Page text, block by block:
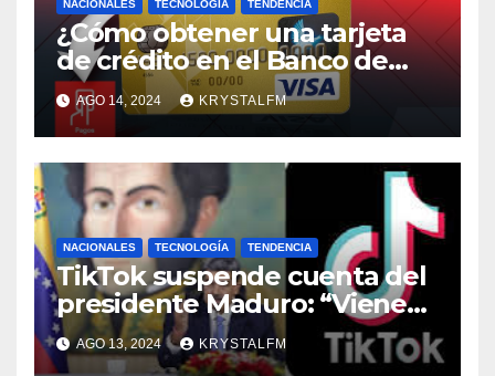
NACIONALES TECNOLOGÍA TENDENCIA
¿Cómo obtener una tarjeta
de crédito en el Banco de
Venezuela?
AGO 14, 2024 KRYSTALFM
NACIONALES TECNOLOGÍA TENDENCIA
TikTok suspende cuenta del
presidente Maduro: “Vienen
a censurar para que no se
vea la verdad”
AGO 13, 2024 KRYSTALFM